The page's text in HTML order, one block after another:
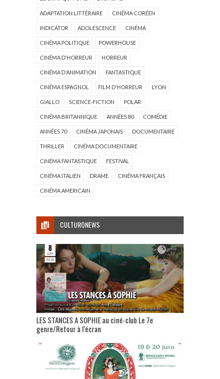
ADAPTATION LITTÉRAIRE CINÉMA CORÉEN
INDICATOR ADOLESCENCE CINÉMA
CINÉMA POLITIQUE POWERHOUSE
CINÉMA D'HORREUR HORREUR
CINÉMA D'ANIMATION FANTASTIQUE
CINÉMA ESPAGNOL FILM D'HORREUR LYON
GIALLO SCIENCE-FICTION POLAR
CINÉMA BRITANNIQUE ANNÉES 80 COMÉDIE
ANNÉES 70 CINÉMA JAPONAIS DOCUMENTAIRE
THRILLER CINÉMA DOCUMENTAIRE
CINÉMA FANTASTIQUE FESTIVAL
CINÉMA ITALIEN DRAME CINÉMA FRANÇAIS
CINÉMA AMERICAIN
CULTURONEWS
LES STANCES A SOPHIE au ciné-club Le 7e
genre/Retour à l’écran